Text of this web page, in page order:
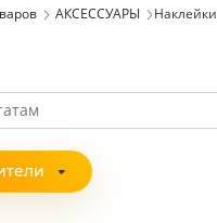
АКСЕССУАРЫ Наклейки